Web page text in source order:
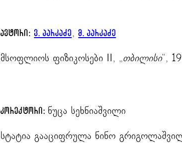
ავტორი: ვ. პარკაძე , მ. პარკაძე
მსოფლიოს ფიზიკოსები II, „თბილისი“,
კორექტორი: ნუცა სეხნიაშვილი
სტატია გააციფრულა ნინო